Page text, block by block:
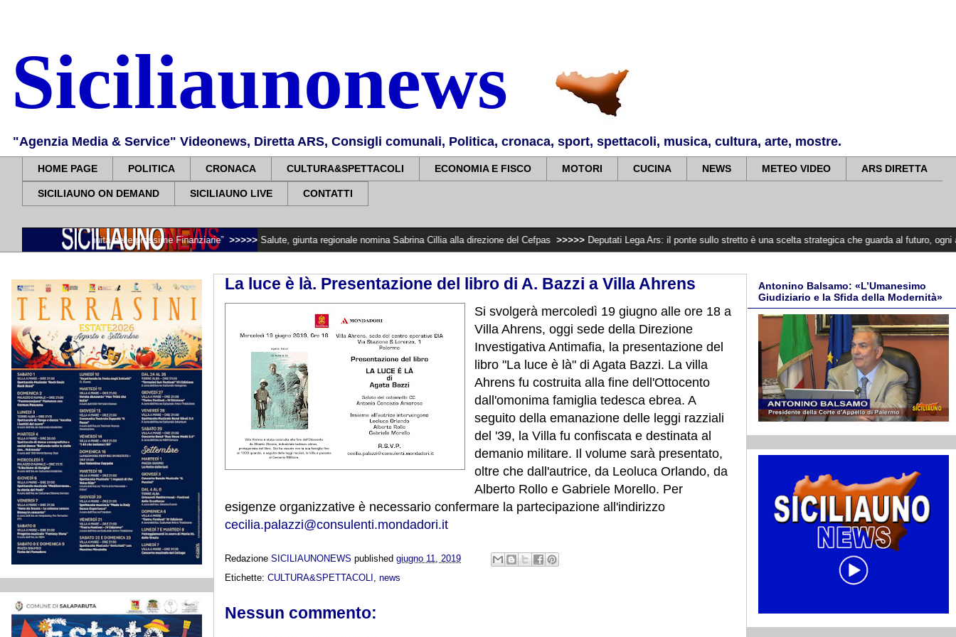
Siciliaunonews
"Agenzia Media & Service" Videonews, Diretta ARS, Consigli comunali, Politica, cronaca, sport, spettacoli, musica, cultura, arte, mostre.
HOME PAGE POLITICA CRONACA CULTURA&SPETTACOLI ECONOMIA E FISCO MOTORI CUCINA NEWS METEO VIDEO ARS DIRETTA
SICILIAUNO ON DEMAND SICILIAUNO LIVE CONTATTI
continuità nelle prossime Finanziarie” >>>>> Salute, giunta regionale nomina Sabrina Cillia alla direzione del Cefpas >>>>> Deputati Lega Ars: il ponte sullo stretto è una scelta strategica che guarda al futuro, ogni anno di
La luce è là. Presentazione del libro di A. Bazzi a Villa Ahrens
Si svolgerà mercoledì 19 giugno alle ore 18 a
Villa Ahrens, oggi sede della Direzione
Investigativa Antimafia, la presentazione del
libro "La luce è là" di Agata Bazzi. La villa
Ahrens fu costruita alla fine dell'Ottocento
dall'omonima famiglia tedesca ebrea. A
seguito della emanazione delle leggi razziali
del '39, la Villa fu confiscata e destinata al
demanio militare. Il volume sarà presentato,
oltre che dall'autrice, da Leoluca Orlando, da
Alberto Rollo e Gabriele Morello. Per
esigenze organizzative è necessario confermare la partecipazione all'indirizzo
cecilia.palazzi@consulenti.mondadori.it
Redazione SICILIAUNONEWS published giugno 11, 2019
Etichette: CULTURA&SPETTACOLI news
Nessun commento:
Antonino Balsamo: «L’Umanesimo
Giudiziario e la Sfida della Modernità»